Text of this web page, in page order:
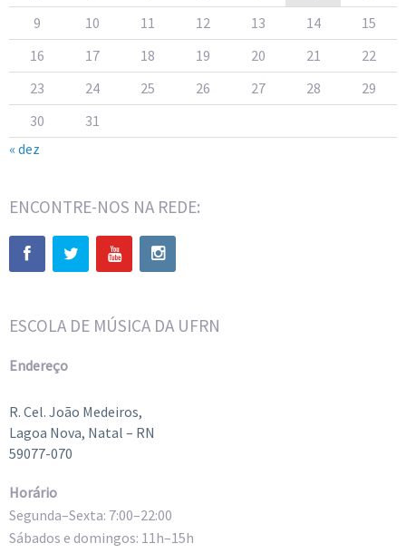
9
10 11 12 13 14
15
16
17 18 19 20 21
22
23
24 25 26 27 28
29
30
31
« dez
ENCONTRE-NOS NA REDE:
ESCOLA DE MÚSICA DA UFRN
Endereço
R. Cel. João Medeiros,
Lagoa Nova, Natal – RN
59077-070
Horário
Segunda–Sexta: 7:00–22:00
Sábados e domingos: 11h–15h